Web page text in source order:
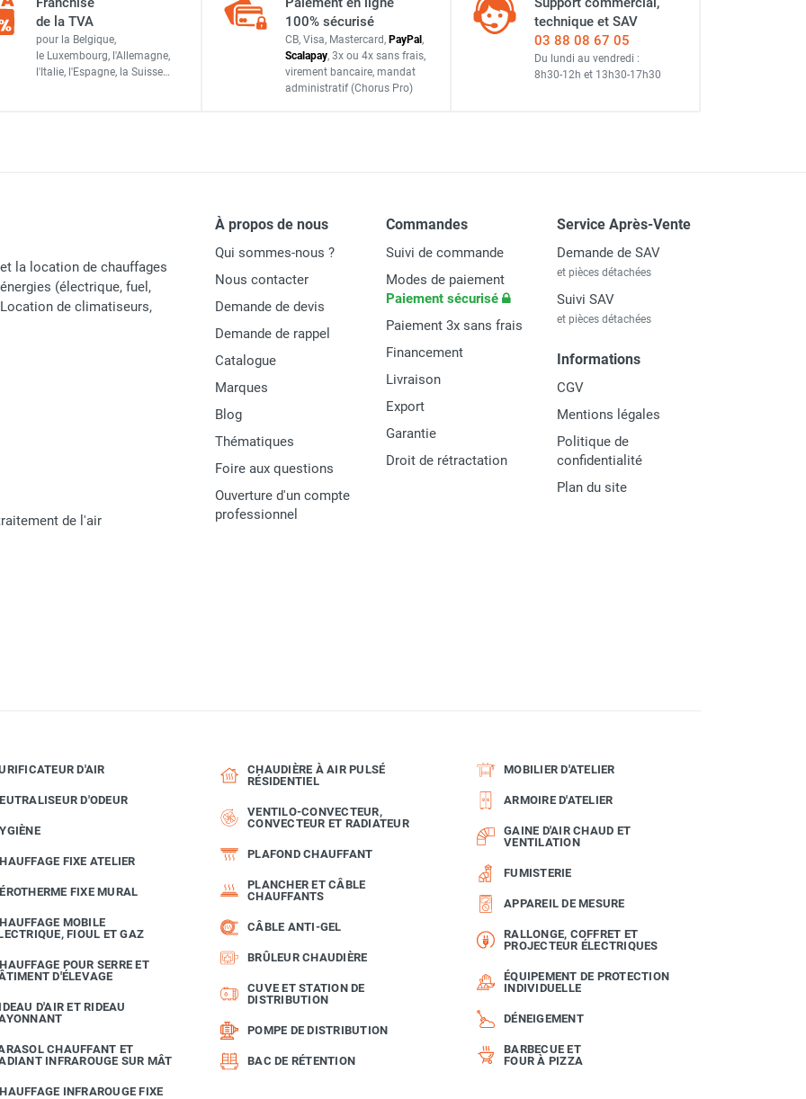
7710000067
4052138104248
PIECES DETACHEES
de la TVA
pour la Belgique,
le Luxembourg, l'Allemagne,
l'Italie, l'Espagne, la Suisse…
100% sécurisé
CB, Visa, Mastercard, PayPal ,
Scalapay, 3x ou 4x sans frais,
virement bancaire, mandat
administratif (Chorus Pro)
technique et SAV
03 88 08 67 05
Du lundi au vendredi :
8h30-12h et 13h30-17h30
la location de chauffages
(électrique, fuel,
de climatiseurs,
de l'air
À propos de nous
Qui sommes-nous ?
Nous contacter
Demande de devis
Demande de rappel
Catalogue
Marques
Blog
Thématiques
Foire aux questions
Ouverture d'un compte
professionnel
Commandes
Suivi de commande
Modes de paiement
Paiement sécurisé
Paiement 3x sans frais
Financement
Livraison
Export
Garantie
Droit de rétractation
Service Après-Vente
Demande de SAV
et pièces détachées
Suivi SAV
et pièces détachées
Informations
CGV
Mentions légales
Politique de
confidentialité
Plan du site
D'AIR
D'ODEUR
FIXE ATELIER
FIXE MURAL
MOBILE
FIOUL ET GAZ
POUR SERRE ET
D'ÉLEVAGE
D'AIR ET RIDEAU
CHAUFFANT ET
INFRAROUGE SUR MÂT
INFRAROUGE FIXE
CHAUDIÈRE À AIR PULSÉ
RÉSIDENTIEL
VENTILO-CONVECTEUR,
CONVECTEUR ET RADIATEUR
PLAFOND CHAUFFANT
PLANCHER ET CÂBLE
CHAUFFANTS
CÂBLE ANTI-GEL
BRÛLEUR CHAUDIÈRE
CUVE ET STATION DE
DISTRIBUTION
POMPE DE DISTRIBUTION
BAC DE RÉTENTION
MOBILIER D'ATELIER
ARMOIRE D'ATELIER
GAINE D'AIR CHAUD ET
VENTILATION
FUMISTERIE
APPAREIL DE MESURE
RALLONGE, COFFRET ET
PROJECTEUR ÉLECTRIQUES
ÉQUIPEMENT DE PROTECTION
INDIVIDUELLE
DÉNEIGEMENT
BARBECUE ET
FOUR À PIZZA